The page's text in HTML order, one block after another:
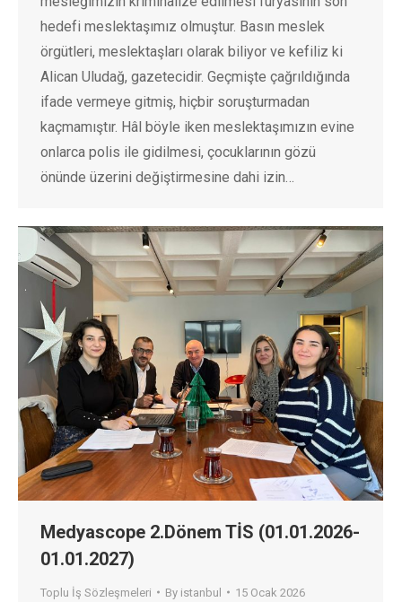
hedefi meslektaşımız olmuştur. Basın meslek
örgütleri, meslektaşları olarak biliyor ve kefiliz ki
Alican Uludağ, gazetecidir. Geçmişte çağrıldığında
ifade vermeye gitmiş, hiçbir soruşturmadan
kaçmamıştır. Hâl böyle iken meslektaşımızın evine
onlarca polis ile gidilmesi, çocuklarının gözü
önünde üzerini değiştirmesine dahi izin…
Medyascope 2.Dönem TİS (01.01.2026-
01.01.2027)
Toplu İş Sözleşmeleri By istanbul 15 Ocak 2026